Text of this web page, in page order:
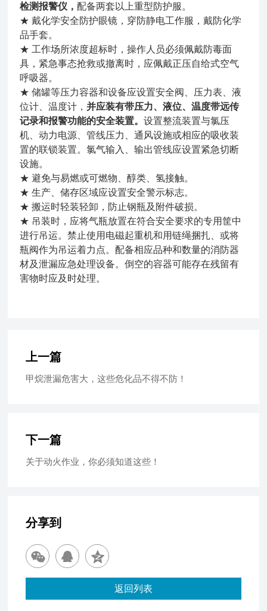
检测报警仪， 配备两套以上重型防护服。
★ 戴化学安全防护眼镜，穿防静电工作服，戴防化学
品手套。
★ 工作场所浓度超标时，操作人员必须佩戴防毒面
具，紧急事态抢救或撤离时，应佩戴正压自给式空气
呼吸器。
★ 储罐等压力容器和设备应设置安全阀、压力表、液
位计、温度计，并应装有带压力、液位、温度带远传
记录和报警功能的安全装置。设置整流装置与氯压
机、动力电源、管线压力、通风设施或相应的吸收装
置的联锁装置。氯气输入、输出管线应设置紧急切断
设施。
★ 避免与易燃或可燃物、醇类、氢接触。
★ 生产、储存区域应设置安全警示标志。
★ 搬运时轻装轻卸，防止钢瓶及附件破损。
★ 吊装时，应将气瓶放置在符合安全要求的专用筐中
进行吊运。禁止使用电磁起重机和用链绳捆扎、或将
瓶阀作为吊运着力点。配备相应品种和数量的消防器
材及泄漏应急处理设备。倒空的容器可能存在残留有
害物时应及时处理。
上一篇
甲烷泄漏危害大，这些危化品不得不防！
下一篇
关于动火作业，你必须知道这些！
分享到
返回列表